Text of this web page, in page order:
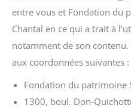
entre vous et Fondation du
Chantal en ce qui a trait à
notamment de son
aux coordonnées suivantes :
Fondation du patrimoine
1300, boul. Don-